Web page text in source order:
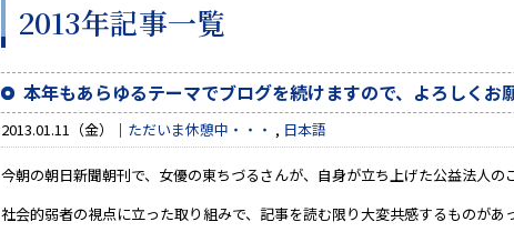
2013年記事一覧
本年もあらゆるテーマでブログを続けますので、よろしくお願
2013.01.11（金） ただいま休憩中・・・ , 日本語
今朝の朝日新聞朝刊で、女優の東ちづるさんが、自身が立ち上げた公益法人の
社会的弱者の視点に立った取り組みで、記事を読む限り大変共感するものがあっ